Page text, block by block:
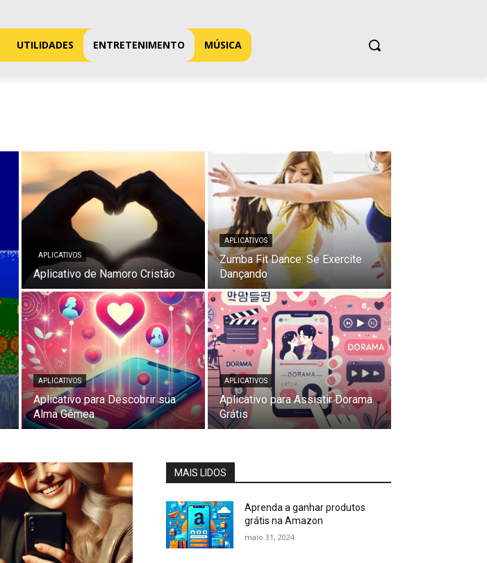
UTILIDADES ENTRETENIMENTO MÚSICA
APLICATIVOS
Aplicativo de Namoro Cristão
APLICATIVOS
Zumba Fit Dance: Se Exercite
Dançando
APLICATIVOS
Aplicativo para Descobrir sua
Alma Gêmea
APLICATIVOS
Aplicativo para Assistir Dorama
Grátis
MAIS LIDOS
Aprenda a ganhar produtos
grátis na Amazon
maio 31, 2024